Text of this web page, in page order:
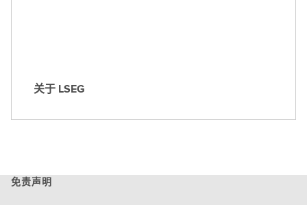
关
G
关于 LSEG
免责声明